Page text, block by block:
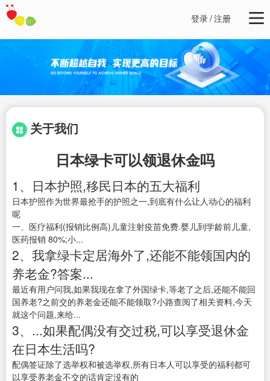
登录/注册
关于我们
日本绿卡可以领退休金吗
1、日本护照,移民日本的五大福利
日本护照作为世界最抢手的护照之一,到底有什么让人动心的福利
呢
一、医疗福利(报销比例高)儿童注射疫苗免费.婴儿到学龄前儿童,
医药报销 80%;小...
2、我拿绿卡定居海外了,还能不能领国内的
养老金?答案...
最近有用户问我,如果我现在拿了外国绿卡,等老了之后,还能不能回
国养老?之前交的养老金还能不能领取?小路查阅了相关资料,今天
就这个问题,来给...
3、...如果配偶没有交过税,可以享受退休金
在日本生活吗?
配偶签证除了选举权和被选举权,所有日本人可以享受的福利都可
以享受养老金不交的话肯定没有的